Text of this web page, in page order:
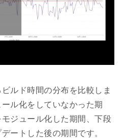
ルド時間の分布を比較しま
ル化をしていなかった期
ジュール化した期間、下段
ートした後の期間です。